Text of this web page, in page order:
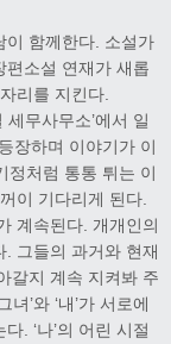
이 함께한다. 소설가
편소설 연재가 새롭
리를 지킨다.
무사무소’에서 일
장하며 이야기가 이
정처럼 통통 튀는 이
이 기다리게 된다.
계속된다. 개개인의
그들의 과거와 현재
갈지 계속 지켜봐 주
’와 ‘내’가 서로에
. ‘나’의 어린 시절